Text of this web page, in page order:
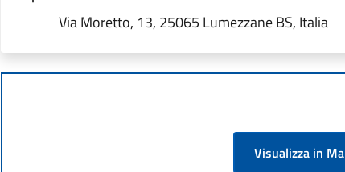
Via Moretto, 13, 25065 Lumezzane BS, Italia
Visualizza in